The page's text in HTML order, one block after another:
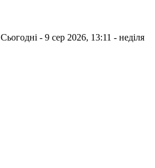
Сьогодні - 9 сер 2026, 13:11 - неділя